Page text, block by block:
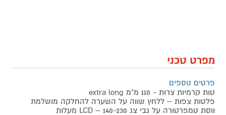
מפרט טכני
פרטים נוספים
טות קרמיות צרות - 110 מ"מ extra long
פלטות צפות – ללחץ שווה על השערה להחלקה מושלמת
ווסת טמפרטורה על גבי צג LCD – 140-230 מעלות